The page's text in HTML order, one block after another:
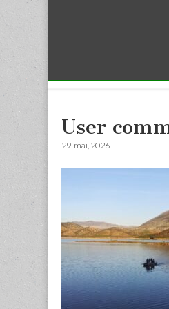
User
29. mai, 2026